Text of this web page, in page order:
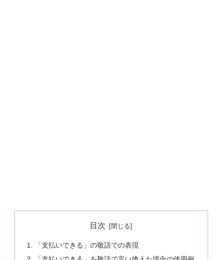
目次
「支払いできる」の敬語での表現